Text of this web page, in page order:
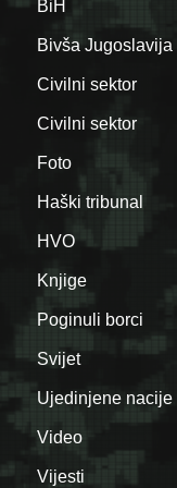
BiH
Bivša Jugoslavija
Civilni sektor
Civilni sektor
Foto
Haški tribunal
HVO
Knjige
Poginuli borci
Svijet
Ujedinjene nacije
Video
Vijesti